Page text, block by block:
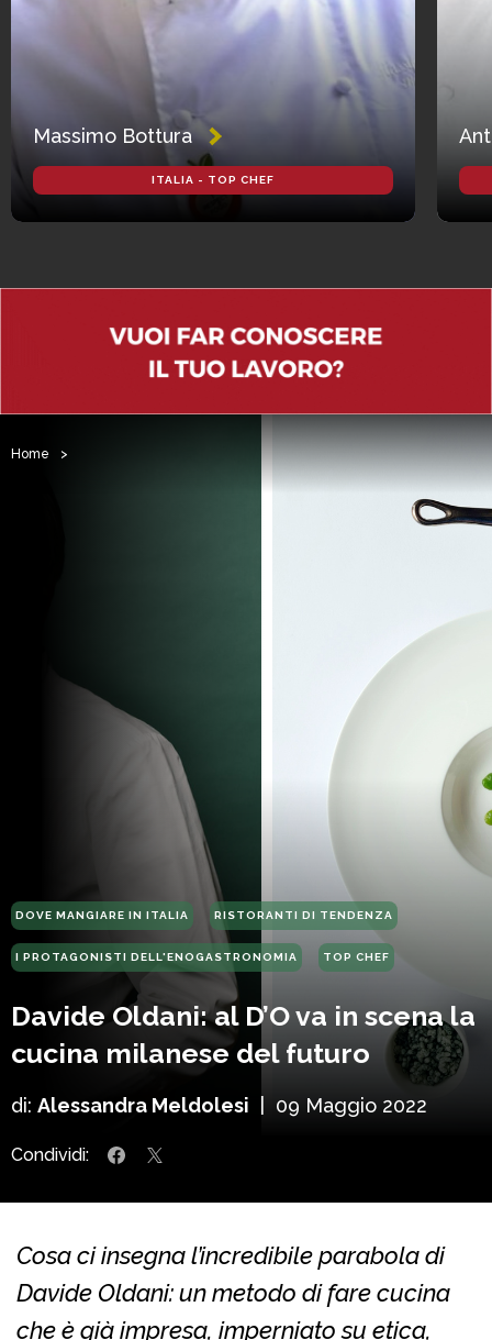
Massimo Bottura
ITALIA - TOP CHEF
Home >
DOVE MANGIARE IN ITALIA RISTORANTI DI TENDENZA
I PROTAGONISTI DELL'ENOGASTRONOMIA TOP CHEF
Davide Oldani: al D’O va in scena la
cucina milanese del futuro
di: Alessandra Meldolesi 09 Maggio 2022
Condividi:
Cosa ci insegna l’incredibile parabola di
Davide Oldani: un metodo di fare cucina
che è già impresa, imperniato su etica,